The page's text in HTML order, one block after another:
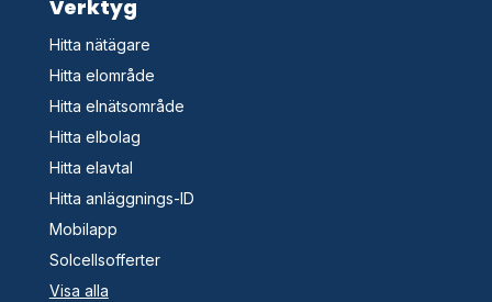
Verktyg
Hitta nätägare
Hitta elområde
Hitta elnätsområde
Hitta elbolag
Hitta elavtal
Hitta anläggnings-ID
Mobilapp
Solcellsofferter
Visa alla